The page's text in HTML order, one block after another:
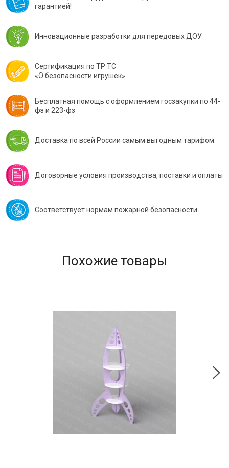
гарантией!
Инновационные разработки для передовых ДОУ
Сертификация по ТР ТС
«О безопасности игрушек»
Бесплатная помощь с оформлением госзакупки по 44-
фз и 223-фз
Доставка по всей России самым выгодным тарифом
Договорные условия производства, поставки и оплаты
Соответствует нормам пожарной безопасности
Похожие товары